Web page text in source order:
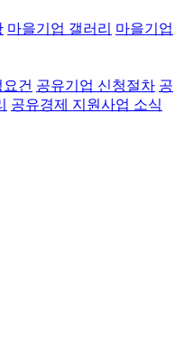
마을기업 갤러리 마을기업
건 공유기업 신청절차 공
공유경제 지원사업 소식